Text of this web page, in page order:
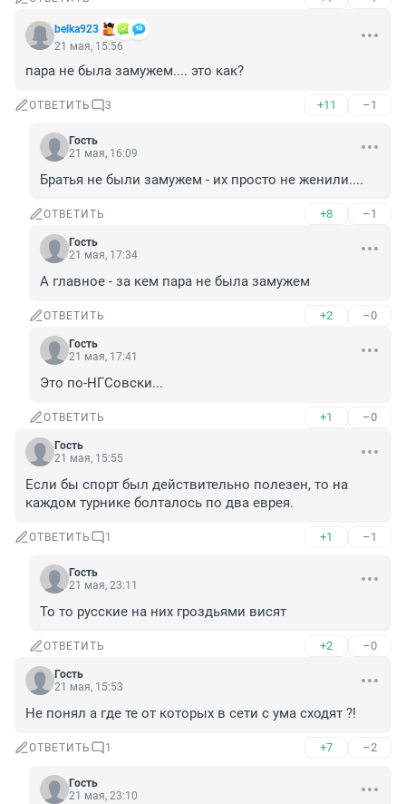
belka923
21 мая, 15:56
пара не была замужем.... это как?
ОТВЕТИТЬ 3 +11 –1
Гость
21 мая, 16:09
Братья не были замужем - их просто не женили....
ОТВЕТИТЬ +8 –1
Гость
21 мая, 17:34
А главное - за кем пара не была замужем
ОТВЕТИТЬ +2 –0
Гость
21 мая, 17:41
Это по-НГСовски...
ОТВЕТИТЬ +1 –0
Гость
21 мая, 15:55
Если бы спорт был действительно полезен, то на
каждом турнике болталось по два еврея.
ОТВЕТИТЬ 1 +1 –1
Гость
21 мая, 23:11
То то русские на них гроздьями висят
ОТВЕТИТЬ +2 –0
Гость
21 мая, 15:53
Не понял а где те от которых в сети с ума сходят ?!
ОТВЕТИТЬ 1 +7 –2
Гость
21 мая, 23:10